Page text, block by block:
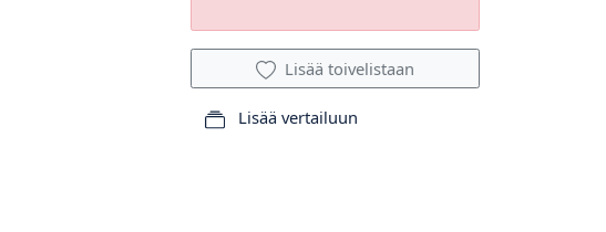
Lisää toivelistaan
Lisää vertailuun